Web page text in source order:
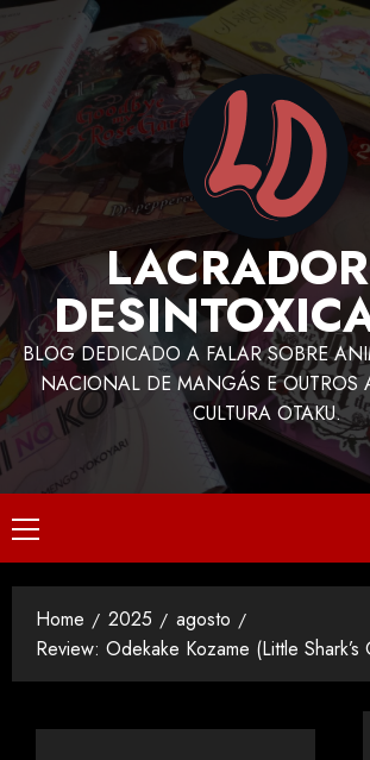
BLOG DEDICADO A FALAR SOBRE
NACIONAL DE MANGÁS E OUTROS
CULTURA OTAKU.
Home 2025
agosto
Review: Odekake Kozame (Little Shark’s